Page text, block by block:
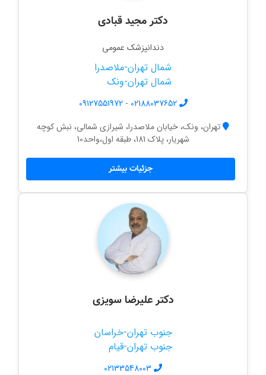
دکتر مجید قبادی
دندانپزشک عمومی
شمال تهران-ملاصدرا
شمال تهران-ونک
02188037652
-
09127551972
تهران، ونک، خیابان ملاصدرا، شیرازی شمالی، نبش کوچه
شهریار، پلاک 181، طبقه اول،واحد10
جزئیات بیشتر
دکتر علیرضا سویزی
جنوب تهران-خراسان
جنوب تهران-قیام
02133548003